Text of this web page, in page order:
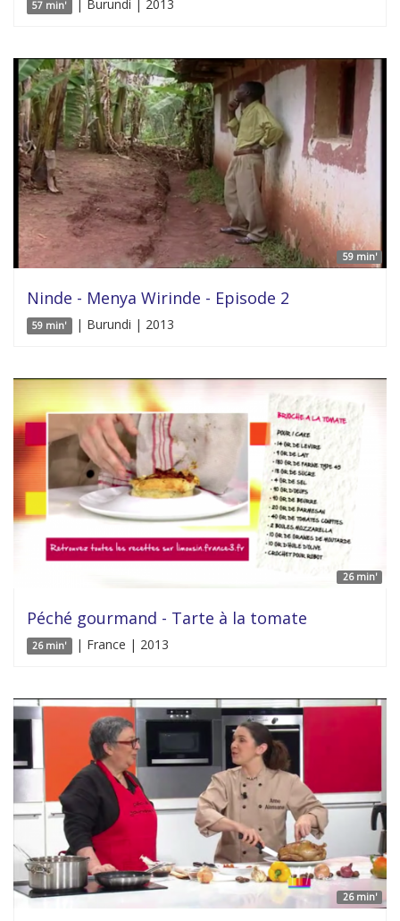
57 min' | Burundi | 2013
59 min'
Ninde - Menya Wirinde - Episode 2
59 min' | Burundi | 2013
26 min'
Péché gourmand - Tarte à la tomate
26 min' | France | 2013
26 min'